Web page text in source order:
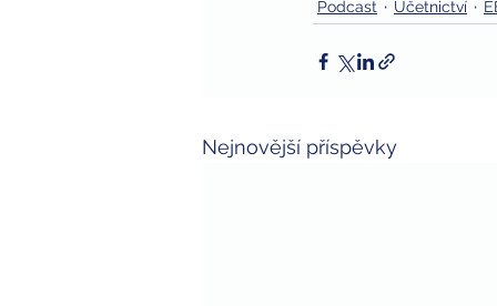
Podcast Účetnictví
Nejnovější příspěvky